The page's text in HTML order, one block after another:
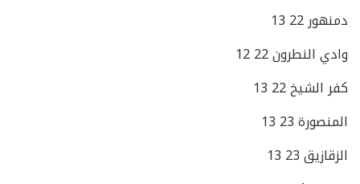
دمنهور 22 13
وادي النطرون 22 12
كفر الشيخ 22 13
المنصورة 23 13
الزقازيق 23 13